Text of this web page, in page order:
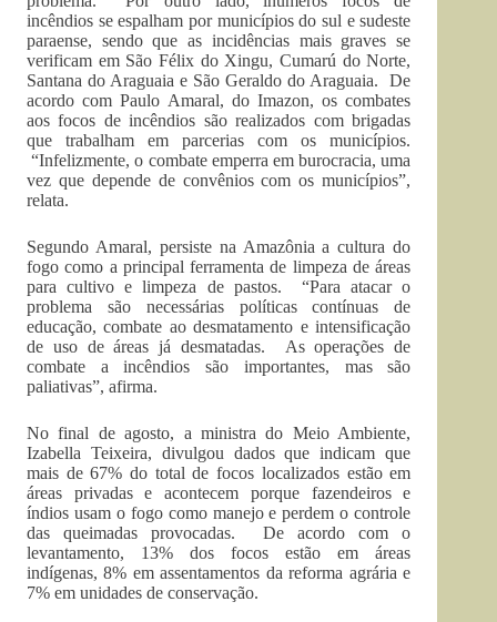
incêndios se espalham por municípios do sul e sudeste
paraense, sendo que as incidências mais graves se
verificam em São Félix do Xingu, Cumarú do Norte,
Santana do Araguaia e São Geraldo do Araguaia. De
acordo com Paulo Amaral, do Imazon, os combates
aos focos de incêndios são realizados com brigadas
que trabalham em parcerias com os municípios.
“Infelizmente, o combate emperra em burocracia, uma
vez que depende de convênios com os municípios”,
relata.
Segundo Amaral, persiste na Amazônia a cultura do
fogo como a principal ferramenta de limpeza de áreas
para cultivo e limpeza de pastos. “Para atacar o
problema são necessárias políticas contínuas de
educação, combate ao desmatamento e intensificação
de uso de áreas já desmatadas. As operações de
combate a incêndios são importantes, mas são
paliativas”, afirma.
No final de agosto, a ministra do Meio Ambiente,
Izabella Teixeira, divulgou dados que indicam que
mais de 67% do total de focos localizados estão em
áreas privadas e acontecem porque fazendeiros e
índios usam o fogo como manejo e perdem o controle
das queimadas provocadas. De acordo com o
levantamento, 13% dos focos estão em áreas
indígenas, 8% em assentamentos da reforma agrária e
7% em unidades de conservação.